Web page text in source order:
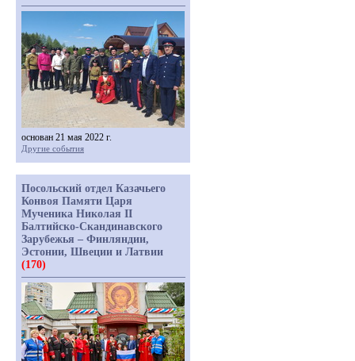
основан 21 мая 2022 г.
Другие события
Посольский отдел Казачьего
Конвоя Памяти Царя
Мученика Николая II
Балтийско-Скандинавского
Зарубежья – Финляндии,
Эстонии, Швеции и Латвии
(170)